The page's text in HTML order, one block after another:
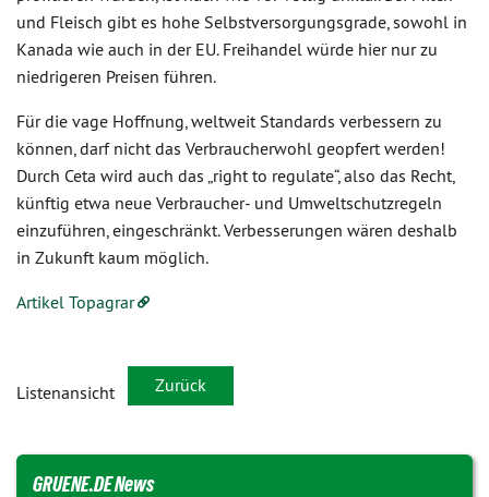
und Fleisch gibt es hohe Selbstversorgungsgrade, sowohl in
Kanada wie auch in der EU. Freihandel würde hier nur zu
niedrigeren Preisen führen.
Für die vage Hoffnung, weltweit Standards verbessern zu
können, darf nicht das Verbraucherwohl geopfert werden!
Durch Ceta wird auch das „right to regulate“, also das Recht,
künftig etwa neue Verbraucher- und Umweltschutzregeln
einzuführen, eingeschränkt. Verbesserungen wären deshalb
in Zukunft kaum möglich.
Artikel Topagrar
Listenansicht Zurück
GRUENE.DE News